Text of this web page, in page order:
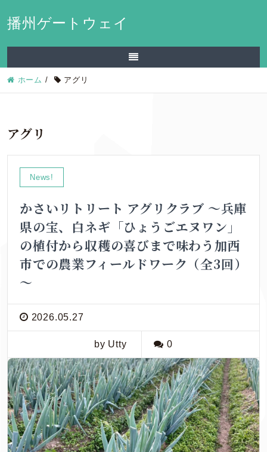
播州ゲートウェイ
ホーム / アグリ
アグリ
News!
かさいリトリート アグリクラブ ～兵庫
県の宝、白ネギ「ひょうごエヌワン」
の植付から収穫の喜びまで味わう加西
市での農業フィールドワーク（全3回）
～
2026.05.27
by Utty 0